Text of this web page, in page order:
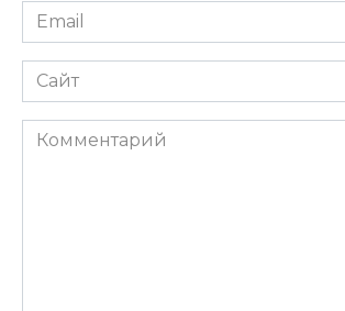
Email
*
Сайт
Комментарий